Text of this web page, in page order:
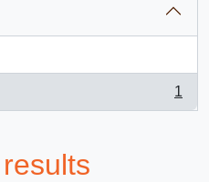
1